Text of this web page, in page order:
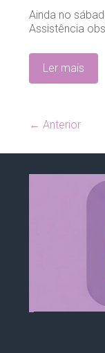
Ainda no
Assistência
Ler mais
← Anterior